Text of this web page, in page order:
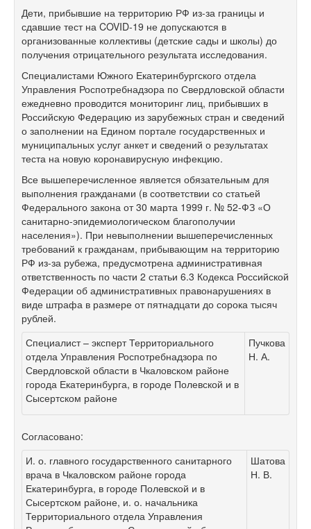
Дети, прибывшие на территорию РФ из-за границы и
сдавшие тест на COVID-19 не допускаются в
организованные коллективы (детские сады и школы) до
получения отрицательного результата исследования.
Специалистами Южного Екатеринбургского отдела
Управления Роспотребнадзора по Свердловской области
ежедневно проводится мониторинг лиц, прибывших в
Российскую Федерацию из зарубежных стран и сведений
о заполнении на Едином портале государственных и
муниципальных услуг анкет и сведений о результатах
теста на новую коронавирусную инфекцию.
Все вышеперечисленное является обязательным для
выполнения гражданами (в соответствии со статьей
Федерального закона от 30 марта 1999 г. № 52-ФЗ «О
санитарно-эпидемиологическом благополучии
населения»). При невыполнении вышеперечисленных
требований к гражданам, прибывающим на территорию
РФ из-за рубежа, предусмотрена административная
ответственность по части 2 статьи 6.3 Кодекса Российской
Федерации об административных правонарушениях в
виде штрафа в размере от пятнадцати до сорока тысяч
рублей.
Специалист – эксперт Территориального
отдела Управления Роспотребнадзора по
Свердловской области в Чкаловском районе
города Екатеринбурга, в городе Полевской и в
Сысертском районе
Пучкова
Н. А.
Согласовано:
И. о. главного государственного санитарного
врача в Чкаловском районе города
Екатеринбурга, в городе Полевской и в
Сысертском районе, и. о. начальника
Территориального отдела Управления
Шатова
Н. В.